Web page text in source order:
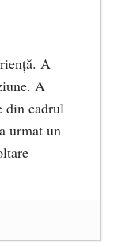
A
A
din cadrul
urmat un